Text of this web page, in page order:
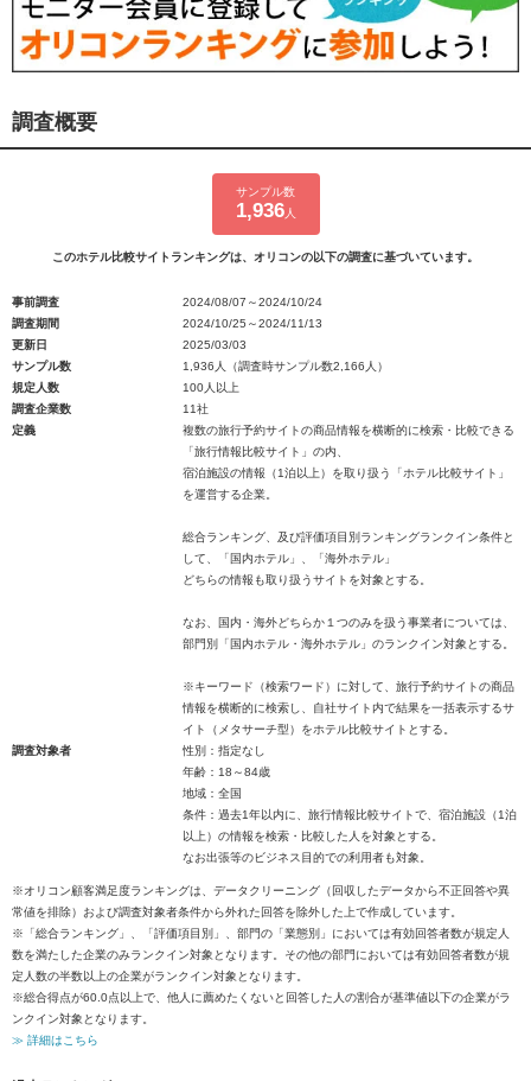
調査概要
サンプル数
1,936人
このホテル比較サイトランキングは、オリコンの以下の調査に基づいています。
事前調査
2024/08/07～2024/10/24
調査期間
2024/10/25～2024/11/13
更新日
2025/03/03
サンプル数
1,936人（調査時サンプル数2,166人）
規定人数
100人以上
調査企業数
11社
定義
複数の旅行予約サイトの商品情報を横断的に検索・比較できる
「旅行情報比較サイト」の内、
宿泊施設の情報（1泊以上）を取り扱う「ホテル比較サイト」
を運営する企業。
総合ランキング、及び評価項目別ランキングランクイン条件と
して、「国内ホテル」、「海外ホテル」
どちらの情報も取り扱うサイトを対象とする。
なお、国内・海外どちらか１つのみを扱う事業者については、
部門別「国内ホテル・海外ホテル」のランクイン対象とする。
※キーワード（検索ワード）に対して、旅行予約サイトの商品
情報を横断的に検索し、自社サイト内で結果を一括表示するサ
イト（メタサーチ型）をホテル比較サイトとする。
調査対象者
性別：指定なし
年齢：18～84歳
地域：全国
条件：過去1年以内に、旅行情報比較サイトで、宿泊施設（1泊
以上）の情報を検索・比較した人を対象とする。
なお出張等のビジネス目的での利用者も対象。
※オリコン顧客満足度ランキングは、データクリーニング（回収したデータから不正回答や異
常値を排除）および調査対象者条件から外れた回答を除外した上で作成しています。
※「総合ランキング」、「評価項目別」、部門の「業態別」においては有効回答者数が規定人
数を満たした企業のみランクイン対象となります。その他の部門においては有効回答者数が規
定人数の半数以上の企業がランクイン対象となります。
※総合得点が60.0点以上で、他人に薦めたくないと回答した人の割合が基準値以下の企業がラ
ンクイン対象となります。
≫ 詳細はこちら